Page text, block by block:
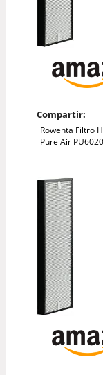
Compartir:
Rowenta Filtro
Pure Air